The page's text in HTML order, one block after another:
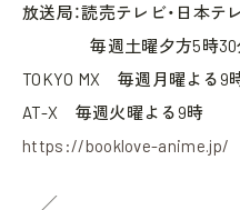
放送局：読売テレビ・日本テ
毎週土曜夕方5時30
TOKYO MX 毎週月曜よる9
AT-X 毎週火曜よる9時
https://booklove-anime.jp/